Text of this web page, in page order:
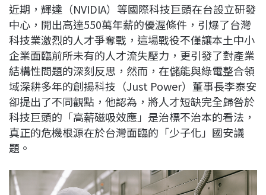
b
o
o
k
a
d
s
e
d
I
n
L
i
n
k
近期，輝達（NVIDIA）等國際科技巨頭在台設立研發
中心，開出高達550萬年薪的優渥條件，引爆了台灣
科技業激烈的人才爭奪戰，這場戰役不僅讓本土中小
企業面臨前所未有的人才流失壓力，更引發了對產業
結構性問題的深刻反思，然而，在儲能與綠電整合領
域深耕多年的創揚科技（Just Power）董事長李泰安
卻提出了不同觀點，他認為，將人才短缺完全歸咎於
科技巨頭的「高薪磁吸效應」是治標不治本的看法，
真正的危機根源在於台灣面臨的「少子化」國安議
題。